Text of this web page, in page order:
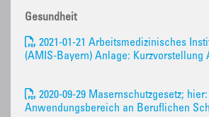
Gesundheit
2021-01-21 Arbeitsmedizinisches
(AMIS-Bayern) Anlage: Kurzvorstellung
2020-09-29 Masernschutzgesetz; hier:
Anwendungsbereich an Beruflichen